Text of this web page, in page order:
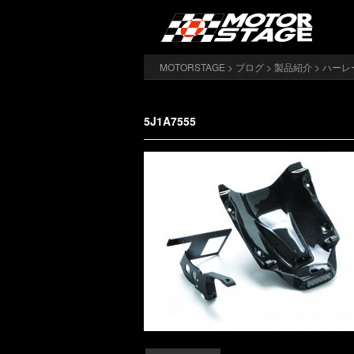
MOTORSTAGE > ブログ > 製品紹介 > ハー
5J1A7555